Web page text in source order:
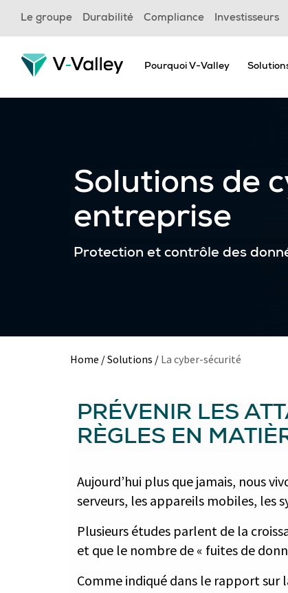
Skip
content
Le groupe Durabilité Compliance Investisseurs
Pourquoi V-Valley
Solutions de
entreprise
Protection et contrôle des
Home /Solutions / La cyber-sécurité
PRÉVENIR LES
RÈGLES EN
Aujourd’hui plus que jamais, nous
serveurs, les appareils mobiles, les
Plusieurs études parlent de la
et que le nombre de « fuites de
Comme indiqué dans le rapport sur